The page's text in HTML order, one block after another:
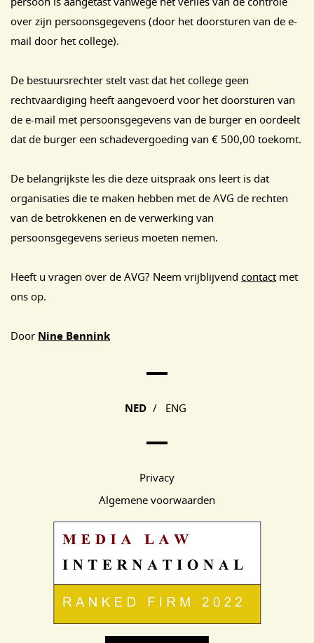
over zijn persoonsgegevens (door het doorsturen van de e-
mail door het college).
De bestuursrechter stelt vast dat het college geen
rechtvaardiging heeft aangevoerd voor het doorsturen van
de e-mail met persoonsgegevens van de burger en oordeelt
dat de burger een schadevergoeding van € 500,00 toekomt.
De belangrijkste les die deze uitspraak ons leert is dat
organisaties die te maken hebben met de AVG de rechten
van de betrokkenen en de verwerking van
persoonsgegevens serieus moeten nemen.
Heeft u vragen over de AVG? Neem vrijblijvend contact met
ons op.
Door Nine Bennink
NED / ENG
Privacy
Algemene voorwaarden